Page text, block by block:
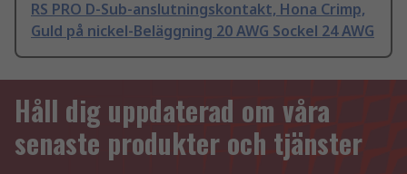
RS PRO D-Sub-anslutningskontakt, Hona Crimp,
Guld på nickel-Beläggning 20 AWG Sockel 24 AWG
Håll dig uppdaterad om våra
senaste produkter och tjänster